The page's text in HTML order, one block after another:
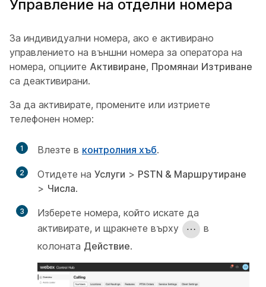
Управление на отделни номера
За индивидуални номера, ако е активирано
управлението на външни номера за оператора на
номера, опциите Активиране, Промянаи Изтриване
са деактивирани.
За да активирате, промените или изтриете
телефонен номер:
1 Влезте в контролния хъб.
2 Отидете на Услуги > PSTN & Маршрутиране
> Числа.
3
Изберете номера, който искате да
активирате, и щракнете върху
в
колоната Действие.